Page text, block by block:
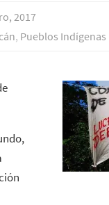
2017
, Pueblos Indí­genas